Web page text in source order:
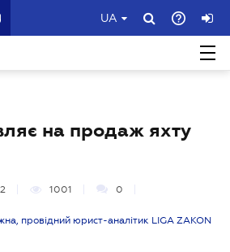
UA
на продаж яхту
1001 0
провідний юрист-аналітик LIGA ZAKON